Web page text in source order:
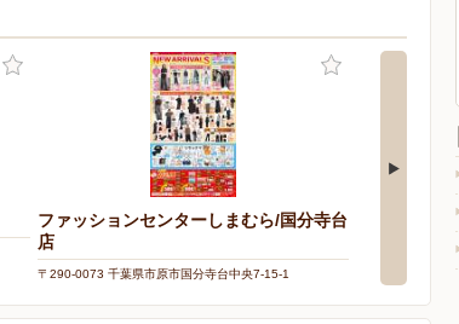
ファッションセンターしまむら/国分寺台
店
〒290-0073 千葉県市原市国分寺台中央7-15-1